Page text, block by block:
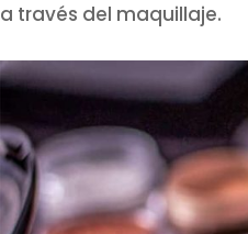
a través del maquillaje.